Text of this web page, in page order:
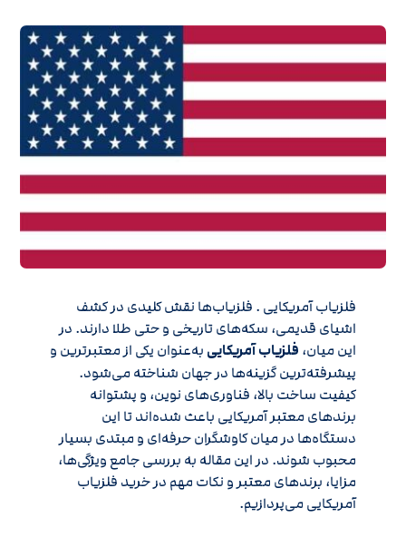
فلزیاب آمریکایی . فلزیاب‌ها نقش کلیدی در کشف
اشیای قدیمی، سکه‌های تاریخی و حتی طلا دارند. در
این میان، فلزیاب آمریکایی به‌عنوان یکی از معتبرترین و
پیشرفته‌ترین گزینه‌ها در جهان شناخته می‌شود.
کیفیت ساخت بالا، فناوری‌های نوین، و پشتوانه
برندهای معتبر آمریکایی باعث شده‌اند تا این
دستگاه‌ها در میان کاوشگران حرفه‌ای و مبتدی بسیار
محبوب شوند. در این مقاله به بررسی جامع ویژگی‌ها،
مزایا، برندهای معتبر و نکات مهم در خرید فلزیاب
آمریکایی می‌پردازیم.